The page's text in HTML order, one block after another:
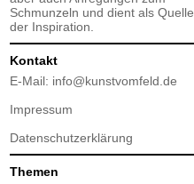
Schmunzeln und dient als Quelle
der Inspiration.
Kontakt
E-Mail: info@kunstvomfeld.de
Impressum
Datenschutzerklärung
Themen